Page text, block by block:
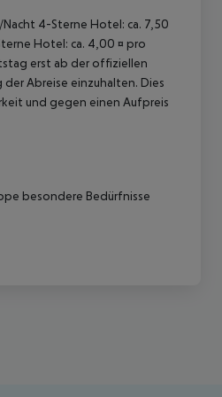
4-Sterne Hotel: ca. 7,50
Hotel: ca. 4,00 ¤ pro
erst ab der offiziellen
Abreise einzuhalten. Dies
und gegen einen Aufpreis
besondere Bedürfnisse